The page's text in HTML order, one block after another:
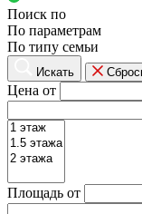
Поиск по
По параметрам
По типу семьи
Искать
Цена от
Площадь от